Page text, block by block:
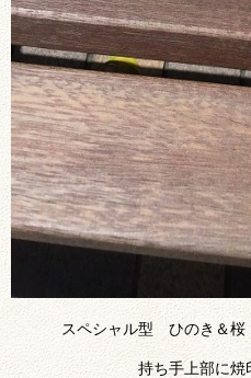
スペシャル型 ひのき＆
持ち手上部に焼